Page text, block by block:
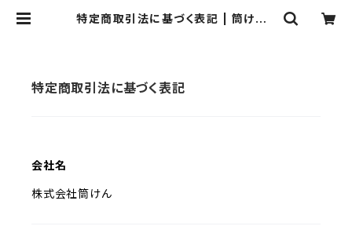
特定商取引法に基づく表記 | 筒けんS
特定商取引法に基づく表記
会社名
株式会社筒けん